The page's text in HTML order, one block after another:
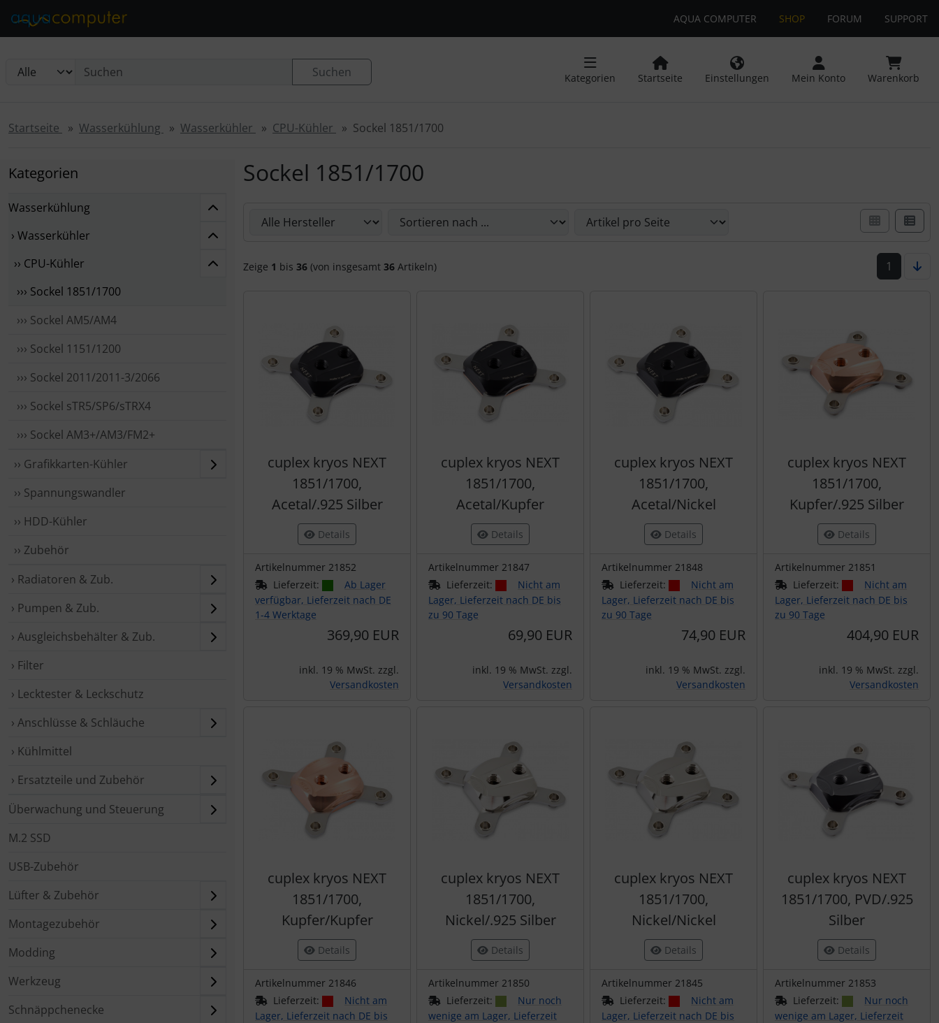
AQUA COMPUTER SHOP FORUM SUPPORT
Suchen
Kategorien Startseite Einstellungen Mein Konto Warenkorb
Startseite Wasserkühlung Wasserkühler CPU-Kühler Sockel 1851/1700
Kategorien
Wasserkühlung
› Wasserkühler
›› CPU-Kühler
››› Sockel 1851/1700
››› Sockel AM5/AM4
››› Sockel 1151/1200
››› Sockel 2011/2011-3/2066
››› Sockel sTR5/SP6/sTRX4
››› Sockel AM3+/AM3/FM2+
›› Grafikkarten-Kühler
›› Spannungswandler
›› HDD-Kühler
›› Zubehör
› Radiatoren & Zub.
› Pumpen & Zub.
› Ausgleichsbehälter & Zub.
› Filter
› Lecktester & Leckschutz
› Anschlüsse & Schläuche
› Kühlmittel
› Ersatzteile und Zubehör
Überwachung und Steuerung
M.2 SSD
USB-Zubehör
Lüfter & Zubehör
Montagezubehör
Modding
Werkzeug
Schnäppchenecke
Sockel 1851/1700
Zeige 1 bis 36 (von insgesamt 36 Artikeln) 1
cuplex kryos NEXT
1851/1700,
Acetal/.925 Silber
Details
Artikelnummer 21852
Lieferzeit:
Ab Lager
verfügbar, Lieferzeit nach DE
1-4 Werktage
369,90 EUR
inkl. 19 % MwSt. zzgl.
Versandkosten
cuplex kryos NEXT
1851/1700,
Acetal/Kupfer
Details
Artikelnummer 21847
Lieferzeit:
Nicht am
Lager, Lieferzeit nach DE bis
zu 90 Tage
69,90 EUR
inkl. 19 % MwSt. zzgl.
Versandkosten
cuplex kryos NEXT
1851/1700,
Acetal/Nickel
Details
Artikelnummer 21848
Lieferzeit:
Nicht am
Lager, Lieferzeit nach DE bis
zu 90 Tage
74,90 EUR
inkl. 19 % MwSt. zzgl.
Versandkosten
cuplex kryos NEXT
1851/1700,
Kupfer/.925 Silber
Details
Artikelnummer 21851
Lieferzeit:
Nicht am
Lager, Lieferzeit nach DE bis
zu 90 Tage
404,90 EUR
inkl. 19 % MwSt. zzgl.
Versandkosten
cuplex kryos NEXT
1851/1700,
Kupfer/Kupfer
Details
Artikelnummer 21846
Lieferzeit:
Nicht am
Lager, Lieferzeit nach DE bis
cuplex kryos NEXT
1851/1700,
Nickel/.925 Silber
Details
Artikelnummer 21850
Lieferzeit:
Nur noch
wenige am Lager, Lieferzeit
cuplex kryos NEXT
1851/1700,
Nickel/Nickel
Details
Artikelnummer 21845
Lieferzeit:
Nicht am
Lager, Lieferzeit nach DE bis
cuplex kryos NEXT
1851/1700, PVD/.925
Silber
Details
Artikelnummer 21853
Lieferzeit:
Nur noch
wenige am Lager, Lieferzeit